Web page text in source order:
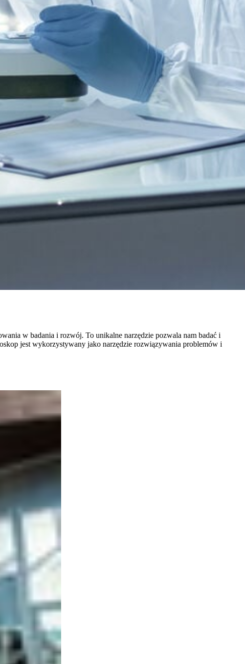
w badania i rozwój. To unikalne narzędzie pozwala nam badać i
jest wykorzystywany jako narzędzie rozwiązywania problemów i